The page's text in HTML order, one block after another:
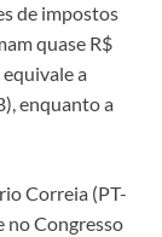
de impostos
quase R$
a
), enquanto a
Correia (PT-
no Congresso